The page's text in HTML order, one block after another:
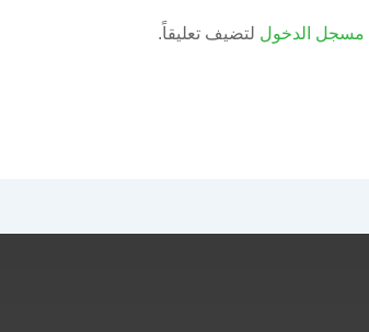
مسجل الدخول لتضيف تعليقاً.